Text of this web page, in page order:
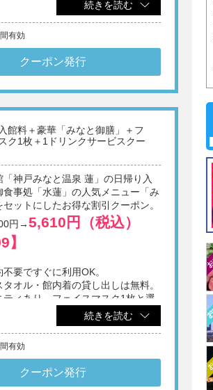
名様でご利用いただけます。
利用は12歳以上。
入湯税(75円/人)を申し受けます。
をされている方のご入館は固くお断り
やイベントなどにより、一部施設をご利
続きを読む
有効
クーポン発行
館料＋豪華「みなと御膳」＋フ
ク1枚＋1ドリンクサービスクー
「神戸みなと温泉 蓮」の日帰り入
食事処「水蓮」の人気メニュー「み
ットにしたお得な割引クーポン。
円→5,610円（税込）
】
要ですぐに利用OK。
タオル・館内着の貸し出しは無料。
ティあり。フェイスマスク1枚と選
併用不可。
利用は12歳以上。
途入湯税(75円/人)を申し受けます。
続きを読む
有効
クーポン発行